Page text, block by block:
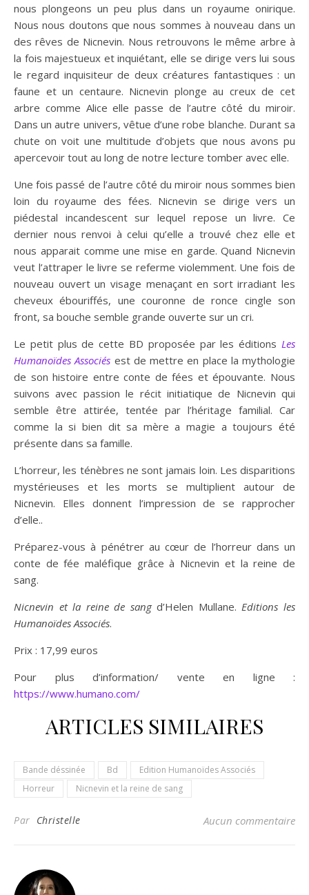
nous plongeons un peu plus dans un royaume onirique.
Nous nous doutons que nous sommes à nouveau dans un
des rêves de Nicnevin. Nous retrouvons le même arbre à
la fois majestueux et inquiétant, elle se dirige vers lui sous
le regard inquisiteur de deux créatures fantastiques : un
faune et un centaure. Nicnevin plonge au creux de cet
arbre comme Alice elle passe de l’autre côté du miroir.
Dans un autre univers, vêtue d’une robe blanche. Durant sa
chute on voit une multitude d’objets que nous avons pu
apercevoir tout au long de notre lecture tomber avec elle.
Une fois passé de l’autre côté du miroir nous sommes bien
loin du royaume des fées. Nicnevin se dirige vers un
piédestal incandescent sur lequel repose un livre. Ce
dernier nous renvoi à celui qu’elle a trouvé chez elle et
nous apparait comme une mise en garde. Quand Nicnevin
veut l’attraper le livre se referme violemment. Une fois de
nouveau ouvert un visage menaçant en sort irradiant les
cheveux ébouriffés, une couronne de ronce cingle son
front, sa bouche semble grande ouverte sur un cri.
Le petit plus de cette BD proposée par les éditions Les
Humanoïdes Associés est de mettre en place la mythologie
de son histoire entre conte de fées et épouvante. Nous
suivons avec passion le récit initiatique de Nicnevin qui
semble être attirée, tentée par l’héritage familial. Car
comme la si bien dit sa mère a magie a toujours été
présente dans sa famille.
L’horreur, les ténèbres ne sont jamais loin. Les disparitions
mystérieuses et les morts se multiplient autour de
Nicnevin. Elles donnent l’impression de se rapprocher
d’elle..
Préparez-vous à pénétrer au cœur de l’horreur dans un
conte de fée maléfique grâce à Nicnevin et la reine de
sang.
Nicnevin et la reine de sangd’Helen Mullane.Editions les
Humanoïdes Associés.
Prix : 17,99 euros
Pour plus d’information/ vente en ligne :
https://www.humano.com/
ARTICLES SIMILAIRES
Bande déssinée Bd
Edition Humanoïdes Associés
Horreur
Nicnevin et la reine de sang
Par Christelle Aucun commentaire